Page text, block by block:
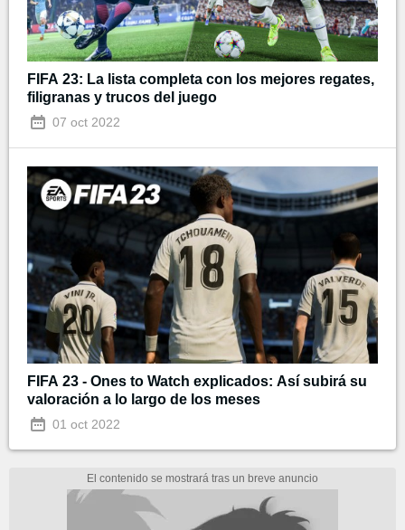
FIFA 23: La lista completa con los mejores regates,
filigranas y trucos del juego
07 oct 2022
FIFA 23 - Ones to Watch explicados: Así subirá su
valoración a lo largo de los meses
01 oct 2022